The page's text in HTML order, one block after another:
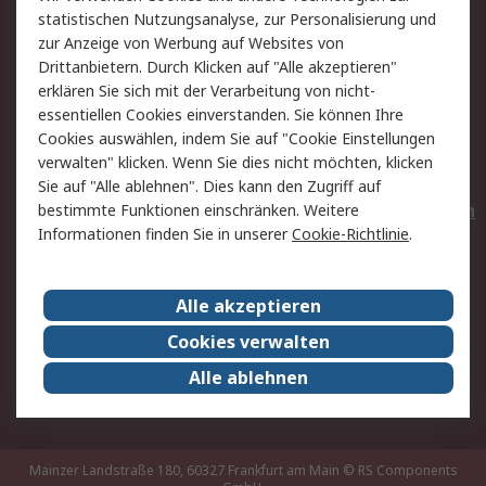
Hilfe
Privatkunden
Rechtliches
AGB
Datenschutz
Cookie-Richtlinie
Zahlungsbedingungen
Copyright/Impressum
Entsorgung
Elektrogeräte/Batterien
RS weltweit
Karriere bei RS
Nachhaltigkeit
Qualität/Umwelt/ZertifikatePresse-Center
Event-Center
Mainzer Landstraße 180, 60327 Frankfurt am Main © RS Components
statistischen Nutzungsanalyse, zur Personalisierung und
zur Anzeige von Werbung auf Websites von
Drittanbietern. Durch Klicken auf "Alle akzeptieren"
erklären Sie sich mit der Verarbeitung von nicht-
essentiellen Cookies einverstanden. Sie können Ihre
Cookies auswählen, indem Sie auf "Cookie Einstellungen
verwalten" klicken. Wenn Sie dies nicht möchten, klicken
Sie auf "Alle ablehnen". Dies kann den Zugriff auf
bestimmte Funktionen einschränken. Weitere
Informationen finden Sie in unsererCookie-Richtlinie.
Alle akzeptieren
Cookies verwalten
Alle ablehnen